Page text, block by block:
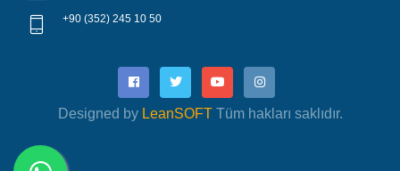
+90 (352) 245 10 50
Designed by LeanSOFTTüm hakları saklıdır.